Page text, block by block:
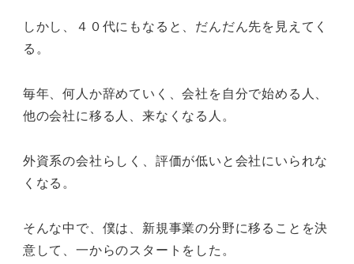
しかし、４０代にもなると、だんだん先を見えてく
る。
毎年、何人か辞めていく、会社を自分で始める人、
他の会社に移る人、来なくなる人。
外資系の会社らしく、評価が低いと会社にいられな
くなる。
そんな中で、僕は、新規事業の分野に移ることを決
意して、一からのスタートをした。